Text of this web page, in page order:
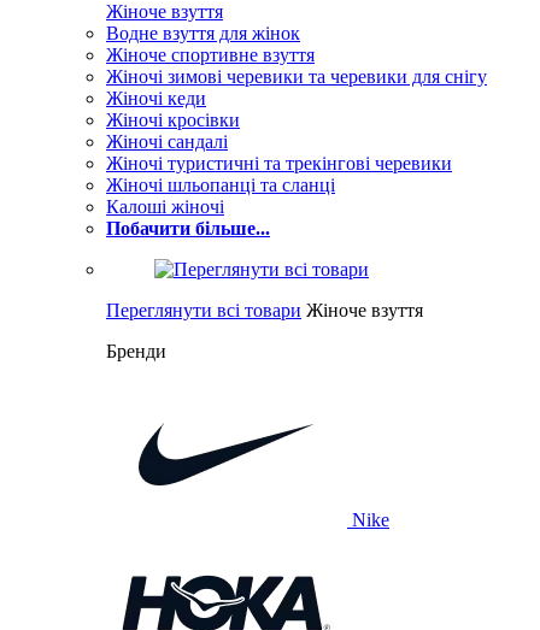
Жіноче взуття
Водне взуття для жінок
Жіноче спортивне взуття
Жіночі зимові черевики та черевики для снігу
Жіночі кеди
Жіночі кросівки
Жіночі сандалі
Жіночі туристичні та трекінгові черевики
Жіночі шльопанці та сланці
Калоші жіночі
Побачити більше...
Переглянути всі товари Жіноче взуття
Бренди
Nike